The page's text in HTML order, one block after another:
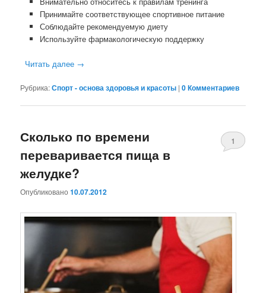
Принимайте соответствующее спортивное питание
Соблюдайте рекомендуемую диету
Используйте фармакологическую поддержку
Читать далее →
Рубрика:Спорт - основа здоровья и красоты |0 Комментариев
Сколько по времени
переваривается пища в
желудке?
Опубликовано10.07.2012
1